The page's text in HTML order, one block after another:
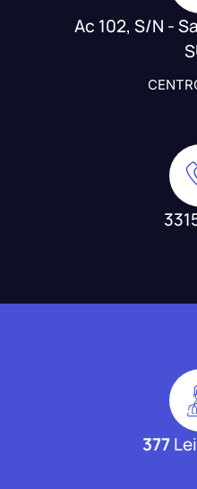
Ac 102, S/N -
377